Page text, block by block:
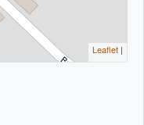
Leaflet |